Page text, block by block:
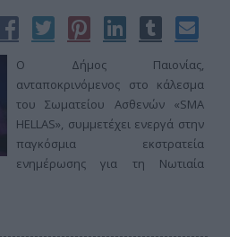
Ο Δήμος Παιονίας,
ανταποκρινόμενος στο κάλεσμα
του Σωματείου Ασθενών «SMA
HELLAS», συμμετέχει ενεργά στην
παγκόσμια εκστρατεία
ενημέρωσης για τη Νωτιαία